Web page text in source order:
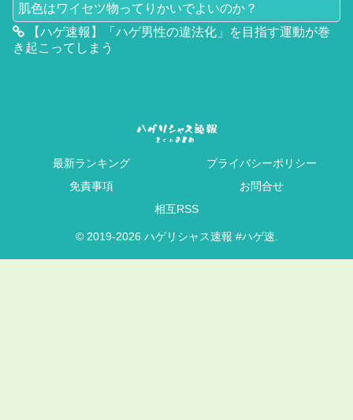
肌色はワイセツ物ってりかいでよいのか？
【ハゲ速報】「ハゲ男性の違法化」を目指す運動が巻
き起こってしまう
最新ランキング
プライバシーポリシー
免責事項
お問合せ
相互RSS
© 2019-2026 ハゲリシャス速報 #ハゲ速.